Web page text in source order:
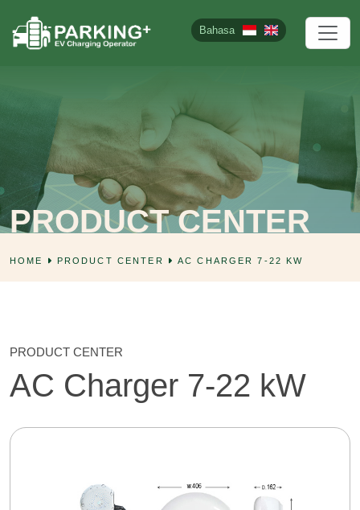
Bahasa
PRODUCT CENTER
HOME PRODUCT CENTER AC CHARGER 7-22 KW
PRODUCT CENTER
AC Charger 7-22 kW